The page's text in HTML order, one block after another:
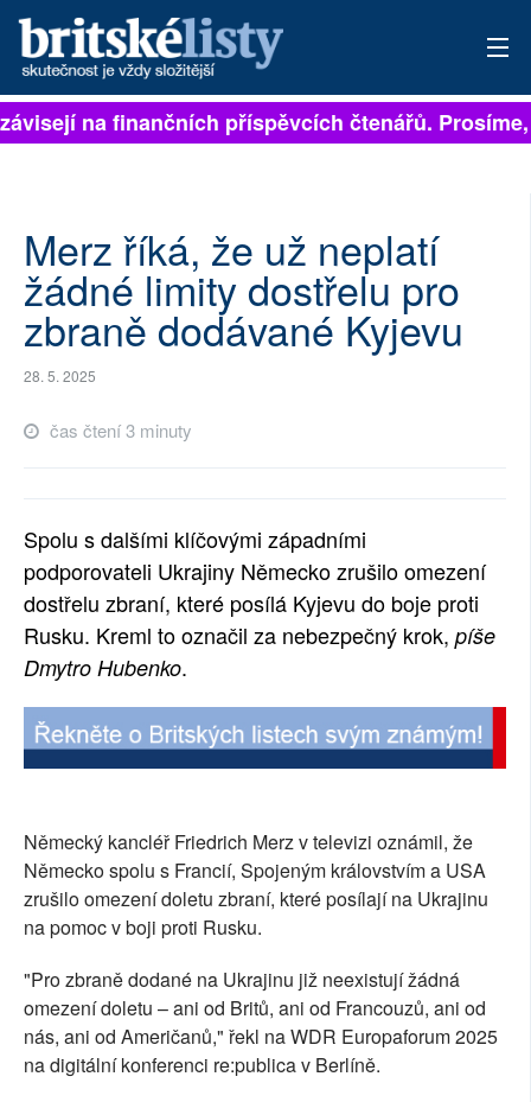
PŘIHLÁSIT
ARCHIV
ROZHOVORY
TÉMATA
SOCIÁLNÍ SÍTĚ
RUBRIKY
PLNÁ VERZE STRÁNEK
na finančních příspěvcích čtenářů. Prosíme,
Merz říká, že už neplatí
žádné limity dostřelu pro
zbraně dodávané Kyjevu
28. 5. 2025
čas čtení 3 minuty
Spolu s dalšími klíčovými západními
podporovateli Ukrajiny Německo zrušilo omezení
dostřelu zbraní, které posílá Kyjevu do boje proti
Rusku. Kreml to označil za nebezpečný krok, píše
Dmytro Hubenko.
Německý kancléř Friedrich Merz v televizi oznámil, že
Německo spolu s Francií, Spojeným královstvím a USA
zrušilo omezení doletu zbraní, které posílají na Ukrajinu
na pomoc v boji proti Rusku.
"Pro zbraně dodané na Ukrajinu již neexistují žádná
omezení doletu – ani od Britů, ani od Francouzů, ani od
nás, ani od Američanů," řekl na WDR Europaforum 2025
na digitální konferenci re:publica v Berlíně.